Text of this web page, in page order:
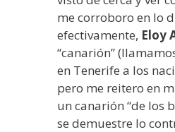
me corroboro en lo
efectivamente, Eloy
“canarión”
en Tenerife a los
pero me reitero en
un canarión “de los
se demuestre lo